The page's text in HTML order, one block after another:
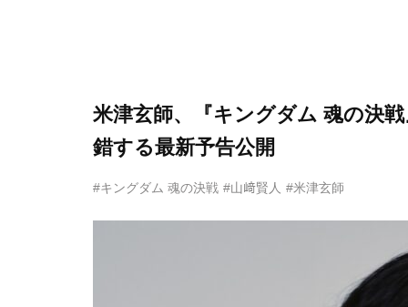
米津玄師、『キングダム 魂の決
錯する最新予告公開
#キングダム 魂の決戦 #山﨑賢人 #米津玄師